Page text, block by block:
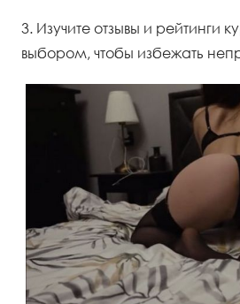
3. Изучите отзывы и рейтинги
выбором, чтобы избежать